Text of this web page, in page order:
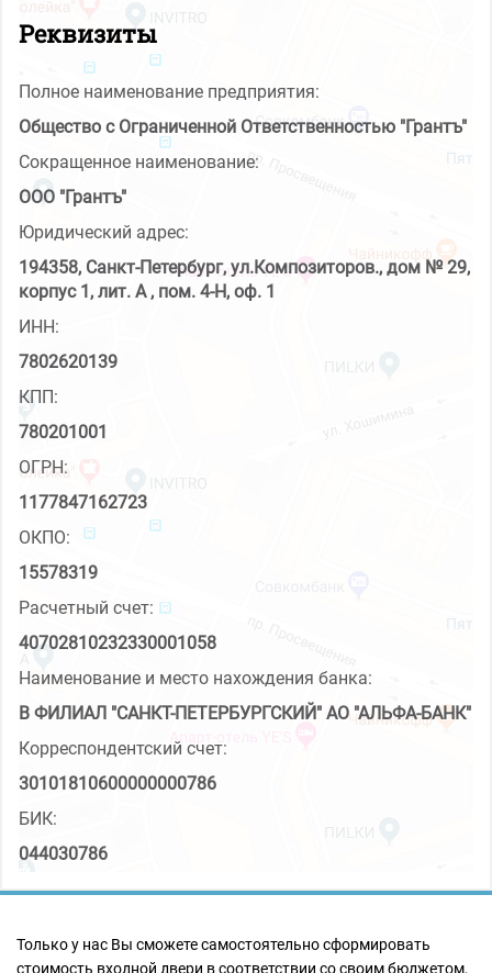
Реквизиты
Полное наименование предприятия:
Общество с Ограниченной Ответственностью "Грантъ"
Сокращенное наименование:
ООО "Грантъ"
Юридический адрес:
194358, Санкт-Петербург, ул.Композиторов., дом № 29,
корпус 1, лит. А , пом. 4-Н, оф. 1
ИНН:
7802620139
КПП:
780201001
ОГРН:
1177847162723
ОКПО:
15578319
Расчетный счет:
40702810232330001058
Наименование и место нахождения банка:
В ФИЛИАЛ "САНКТ-ПЕТЕРБУРГСКИЙ" АО "АЛЬФА-БАНК"
Корреспондентский счет:
30101810600000000786
БИК:
044030786
Только у нас Вы сможете самостоятельно сформировать
стоимость входной двери в соответствии со своим бюджетом,